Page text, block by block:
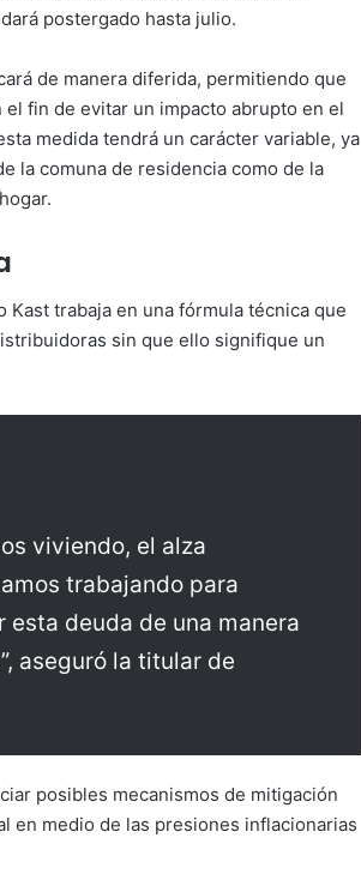
postergado hasta julio.
de manera diferida, permitiendo que
fin de evitar un impacto abrupto en el
medida tendrá un carácter variable, ya
la comuna de residencia como de la
trabaja en una fórmula técnica que
sin que ello signifique un
viviendo, el alza
trabajando para
deuda de una manera
aseguró la titular de
posibles mecanismos de mitigación
en medio de las presiones inflacionarias